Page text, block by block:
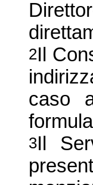
2Il
caso
3Il